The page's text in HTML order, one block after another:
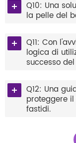
Q10: Una
la pelle del
Q11: Con
logica di
successo
Q12: Una
proteggere
fastidi.